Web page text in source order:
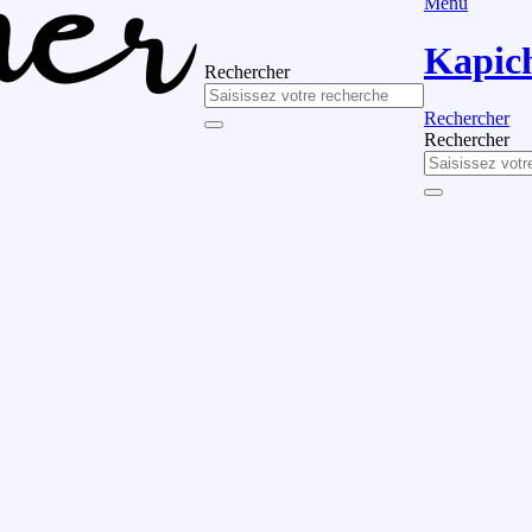
Rechercher
Rechercher
Rechercher